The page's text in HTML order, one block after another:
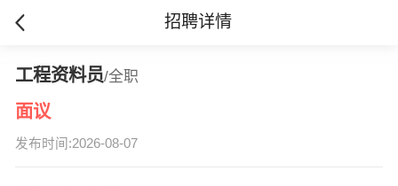
招聘详情
工程资料员/全职
面议
发布时间:2026-08-07